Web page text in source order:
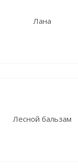
Лана
Лесной бальзам